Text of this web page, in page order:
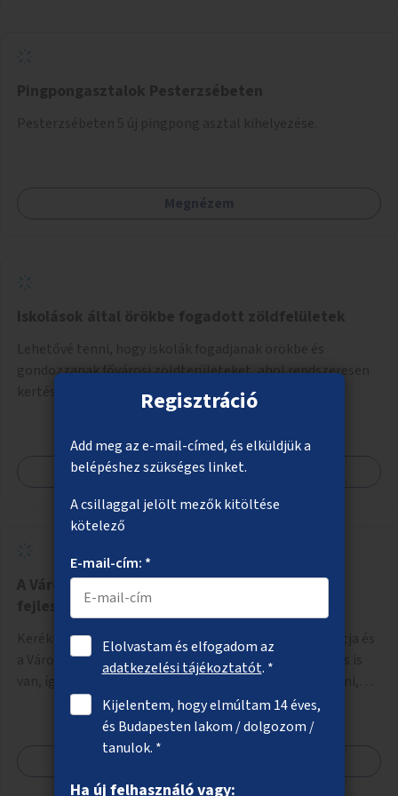
Regisztráció
Add meg az e-mail-címed, és elküldjük a
belépéshez szükséges linket.
A csillaggal jelölt mezők kitöltése
kötelező
E-mail-cím: *
Elolvastam és elfogadom az
adatkezelési tájékoztatót. *
Kijelentem, hogy elmúltam 14 éves,
és Budapesten lakom / dolgozom /
tanulok. *
Ha új felhasználó vagy:
gondozzanak fővárosi zöldterületeket, ahol rendszeresen
kertészkedhetnek a gyerekek.
Megnézem
A Városliget kerékpáros elérhetőségének
fejlesztése az Erzsébet királyné útja felől
Kerékpáros útvonal kialakítása az Erzsébet királyné útja és
a Városliget között. Az aluljárónál egy trolivégállomás is
van, így a kerékpáros infrastruktúrát úgy kell kialakítani,
hogy biztonságosan lehessen biciklizni a troliforgalom
mellett is. Az útvonal átvezetésre kerülne a Hungária
körúton, majd a Városligetig folytatódna a Hermina utat